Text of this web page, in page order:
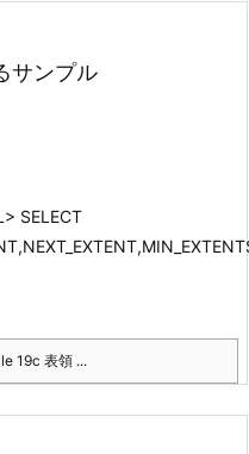
サンプル
SELECT
19c 表領 ...